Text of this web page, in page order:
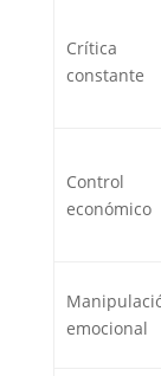
Crítica
constante
Control
económico
emocional